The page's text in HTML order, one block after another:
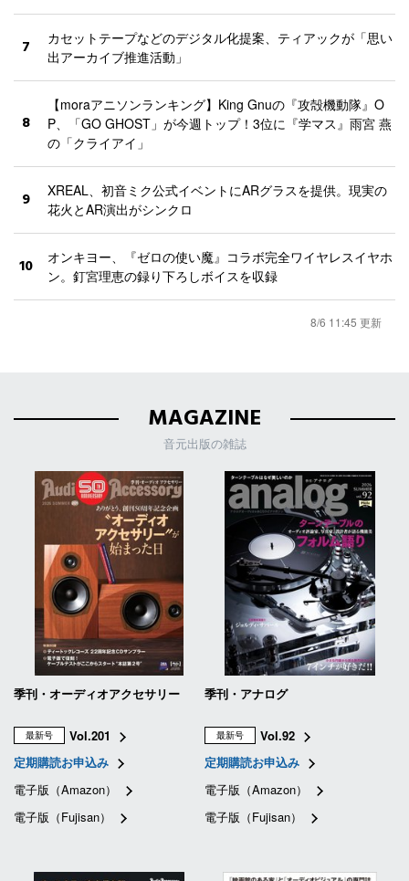
7
カセットテープなどのデジタル化提案、ティアックが「思い
出アーカイブ推進活動」
8
【moraアニソンランキング】King Gnuの『攻殻機動隊』O
P、「GO GHOST」が今週トップ！3位に『学マス』雨宮 燕
の「クライアイ」
9
XREAL、初音ミク公式イベントにARグラスを提供。現実の
花火とAR演出がシンクロ
10
オンキヨー、『ゼロの使い魔』コラボ完全ワイヤレスイヤホ
ン。釘宮理恵の録り下ろしボイスを収録
8/6 11:45 更新
MAGAZINE
音元出版の雑誌
季刊・オーディオアクセサリー
最新号
Vol.201
定期購読お申込み
電子版（Amazon）
電子版（Fujisan）
季刊・アナログ
最新号
Vol.92
定期購読お申込み
電子版（Amazon）
電子版（Fujisan）